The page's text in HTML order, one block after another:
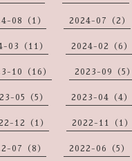
08（1） 2024-07（2）
03（11） 2024-02（6）
10（16） 2023-09（5）
05（5） 2023-04（4）
12（1） 2022-11（1）
07（8） 2022-06（5）